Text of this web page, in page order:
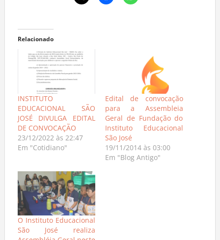
Relacionado
INSTITUTO
EDUCACIONAL SÃO
JOSÉ DIVULGA EDITAL
DE CONVOCAÇÃO
23/12/2022 às 22:47
Em "Cotidiano"
Edital de convocação
para a Assembleia
Geral de Fundação do
Instituto Educacional
São José
19/11/2014 às 03:00
Em "Blog Antigo"
O Instituto Educacional
São José realiza